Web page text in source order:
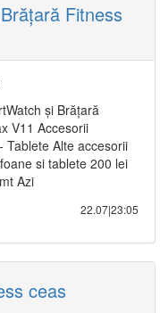
Fitness
și Brățară
V11 Accesorii
Tablete Alte accesorii
si tablete 200 lei
Azi
22.07|23:05
ceas